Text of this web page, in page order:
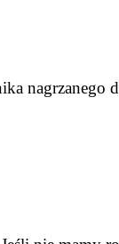
nagrzanego